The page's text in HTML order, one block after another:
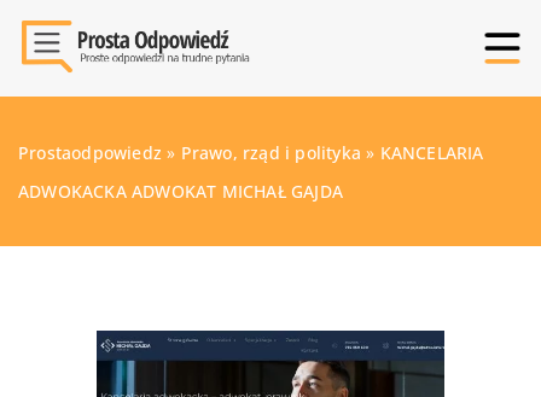
Prostaodpowiedz » Prawo, rząd i polityka » KANCELARIA
ADWOKACKA ADWOKAT MICHAŁ GAJDA